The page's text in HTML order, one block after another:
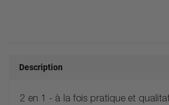
Description
2 en 1 - à la fois pratique et